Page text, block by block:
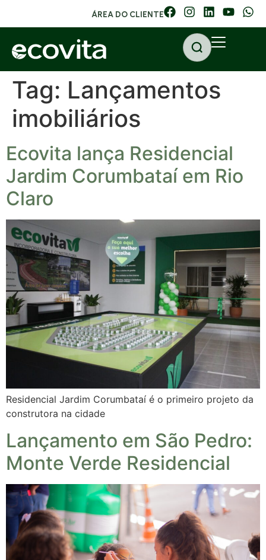
ÁREA DO CLIENTE
Tag: Lançamentos
imobiliários
Ecovita lança Residencial
Jardim Corumbataí em Rio
Claro
Residencial Jardim Corumbataí é o primeiro projeto da
construtora na cidade
Lançamento em São Pedro:
Monte Verde Residencial